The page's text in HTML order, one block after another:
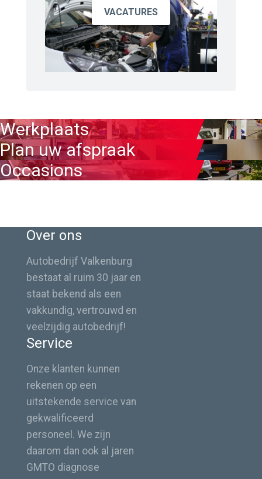
VACATURES
Werkplaats
Plan uw afspraak
Occasions
Over ons
Autobedrijf Valkenburg
bestaat al ruim 30 jaar en
staat bekend als een
vakkundig, vertrouwd en
veelzijdig autobedrijf!
Service
Onze klanten kunnen
rekenen op een
uitstekende service van
gekwalificeerd
personeel. We zijn
daarom dan ook al jaren
GMTO diagnose